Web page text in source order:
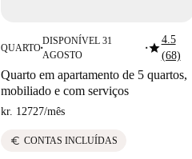
QUARTO■
DISPONÍVEL 31
AGOSTO
■star4.5
(68)
Quarto em apartamento de 5 quartos,
mobiliado e com serviços
kr. 12727/mês
euro CONTAS INCLUÍDAS